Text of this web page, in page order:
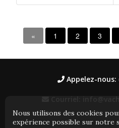
« 1 2 3
Appelez-nous:
Courriel:
Nous utilisons des cookies
expérience possible sur notre